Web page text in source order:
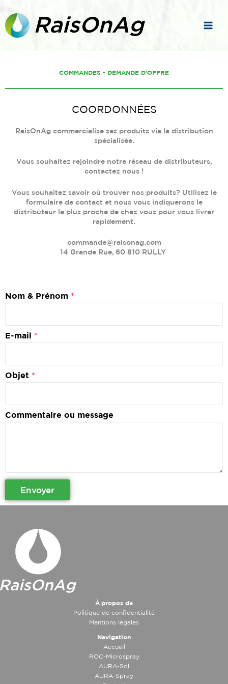
contenu
COMMANDES - DEMANDE D'OFFRE
COORDONNÉES
RaisOnAg commercialise ses produits via la distribution
spécialisée.
Vous souhaitez rejoindre notre réseau de distributeurs,
contactez nous !
Vous souhaitez savoir où trouver nos produits? Utilisez le
formulaire de contact et nous vous indiquerons le
distributeur le plus proche de chez vous pour vous livrer
rapidement.
commande@raisonag.com
14 Grande Rue, 60 810 RULLY
Nom & Prénom *
E-mail *
Objet *
Commentaire ou message
Envoyer
À propos de
Politique de confidentialité
Mentions légales
Navigation
Accueil
ROC-Microspray
AURA-Sol
AURA-Spray